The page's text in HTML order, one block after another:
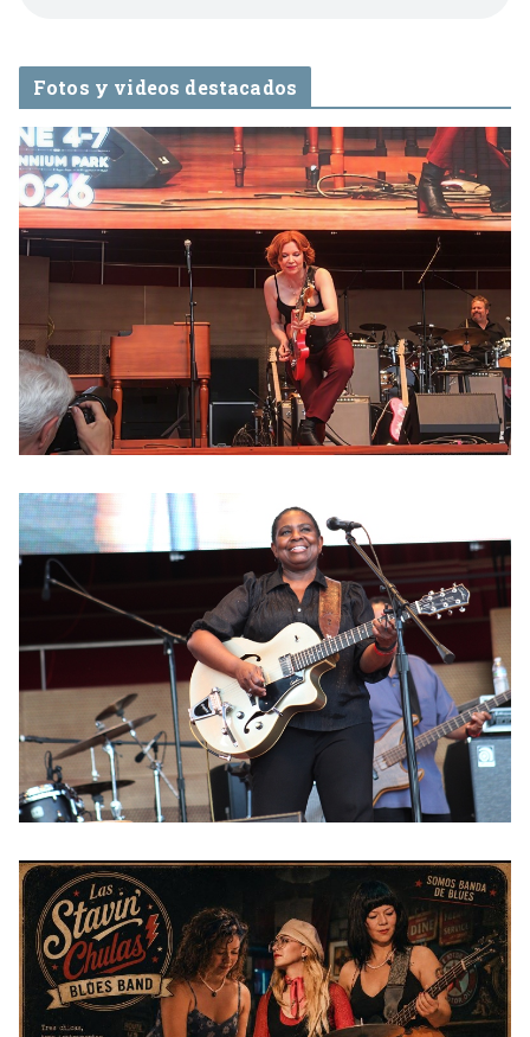
Fotos y videos destacados